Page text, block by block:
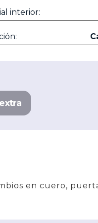
interior:
en cuero,